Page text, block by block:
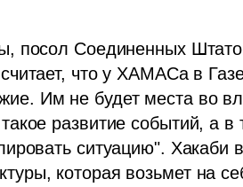
посол Соединенных
что у ХАМАСа в
Им не будет места во
развитие событий, а в
ситуацию".
которая возьмет на